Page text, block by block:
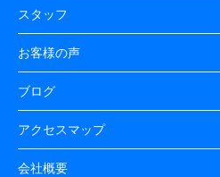
スタッフ
お客様の声
ブログ
アクセスマップ
会社概要